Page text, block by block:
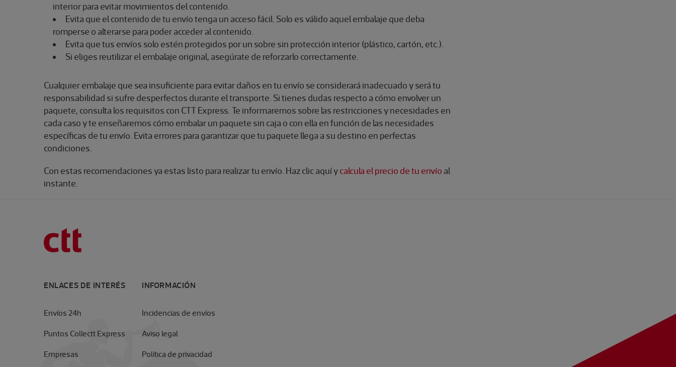
interior para evitar movimientos del contenido.
Evita que el contenido de tu envío tenga un acceso fácil. Solo es válido aquel embalaje que deba
romperse o alterarse para poder acceder al contenido.
Evita que tus envíos solo estén protegidos por un sobre sin protección interior (plástico, cartón, etc.).
Si eliges reutilizar el embalaje original, asegúrate de reforzarlo correctamente.
Cualquier embalaje que sea insuficiente para evitar daños en tu envío se considerará inadecuado y será tu
responsabilidad si sufre desperfectos durante el transporte. Si tienes dudas respecto a cómo envolver un
paquete, consulta los requisitos con CTT Express. Te informaremos sobre las restricciones y necesidades en
cada caso y te enseñaremos cómo embalar un paquete sin caja o con ella en función de las necesidades
específicas de tu envío. Evita errores para garantizar que tu paquete llega a su destino en perfectas
condiciones.
Con estas recomendaciones ya estas listo para realizar tu envío. Haz clic aquí ycalcula el precio de tu envío al
instante
ENLACES DE INTERÉS
Envíos 24h
Puntos Collectt Express
Empresas
INFORMACIÓN
Incidencias de envíos
Aviso legal
Política de privacidad